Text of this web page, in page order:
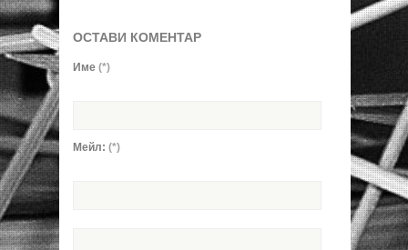
ОСТАВИ КОМЕНТАР
Име (*)
Мейл: (*)